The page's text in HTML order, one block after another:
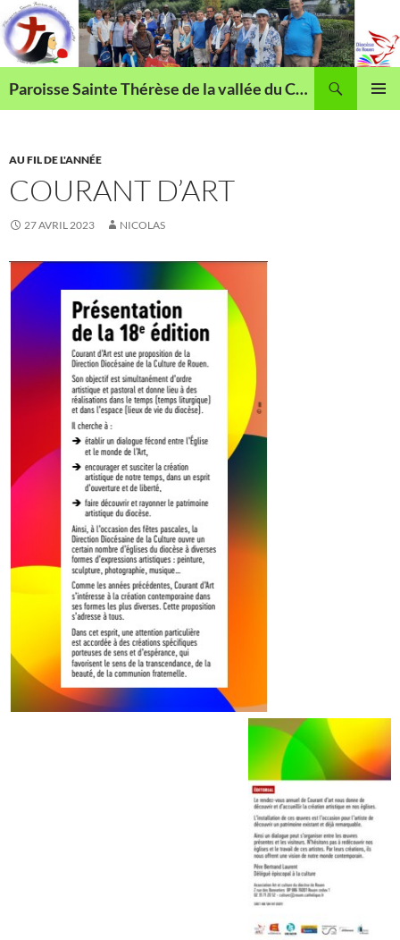
Aller
au
contenu
Paroisse Sainte Thérèse de la vallée du Cailly
AU FIL DE L'ANNÉE
COURANT D’ART
27 AVRIL 2023 NICOLAS